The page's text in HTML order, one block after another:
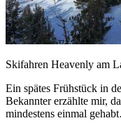
Skifahren Heavenly am
Ein spätes Frühstück in
Bekannter erzählte mir,
mindestens einmal